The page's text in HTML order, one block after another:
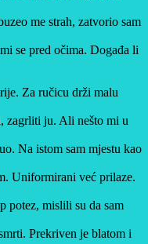
me strah, zatvorio sam
se pred očima. Događa li
Za ručicu drži malu
zagrliti ju. Ali nešto mi u
Na istom sam mjestu kao
Uniformirani već prilaze.
potez, mislili su da sam
Prekriven je blatom i